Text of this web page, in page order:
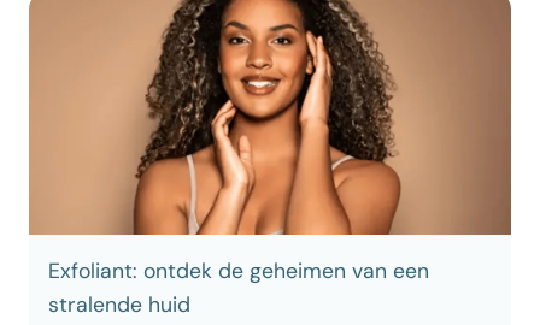
Exfoliant: ontdek de geheimen van een
stralende huid